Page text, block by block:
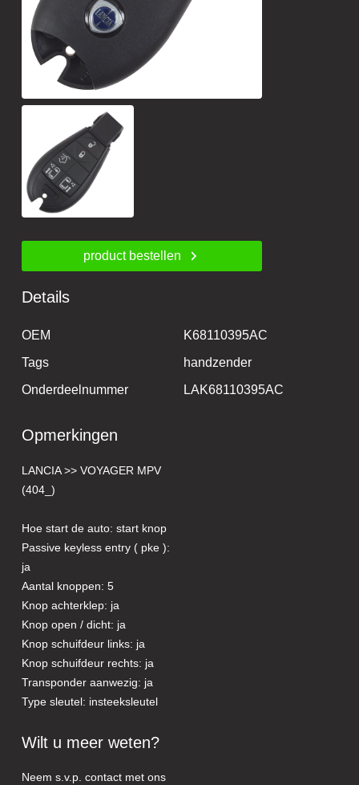
product bestellen
Details
OEM
K68110395AC
Tags
handzender
Onderdeelnummer
LAK68110395AC
Opmerkingen
LANCIA >> VOYAGER MPV
(404_)
Hoe start de auto: start knop
Passive keyless entry ( pke ):
ja
Aantal knoppen: 5
Knop achterklep: ja
Knop open / dicht: ja
Knop schuifdeur links: ja
Knop schuifdeur rechts: ja
Transponder aanwezig: ja
Type sleutel: insteeksleutel
Wilt u meer weten?
Neem s.v.p. contact met ons